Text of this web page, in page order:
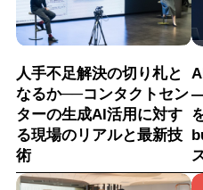
人手不足解決の切り札と
なるか──コンタクトセン
ターの生成AI活用に対す
る現場のリアルと最新技
術